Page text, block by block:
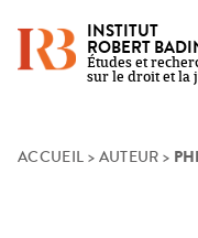
Skip
INSTITUT
ROBERT
Études et
sur le droit et la
ACCUEIL > AUTEUR >